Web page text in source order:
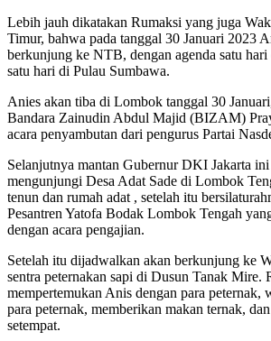
Lebih jauh dikatakan Rumaksi yang juga
Timur, bahwa pada tanggal 30 Januari 2023
berkunjung ke NTB, dengan agenda satu
satu hari di Pulau Sumbawa.
Anies akan tiba di Lombok tanggal 30
Bandara Zainudin Abdul Majid (BIZAM)
acara penyambutan dari pengurus Partai
Selanjutnya mantan Gubernur DKI Jakarta
mengunjungi Desa Adat Sade di Lombok
tenun dan rumah adat , setelah itu
Pesantren Yatofa Bodak Lombok Tengah
dengan acara pengajian.
Setelah itu dijadwalkan akan berkunjung ke
sentra peternakan sapi di Dusun Tanak Mire.
mempertemukan Anis dengan para peternak,
para peternak, memberikan makan ternak,
setempat.